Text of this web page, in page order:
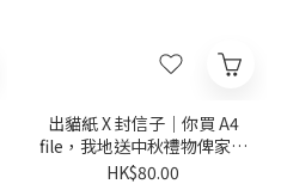
出貓紙 X 封信子｜你買 A4
file，我地送中秋禮物俾家屬
( ﾟдﾟ)
HK$80.00